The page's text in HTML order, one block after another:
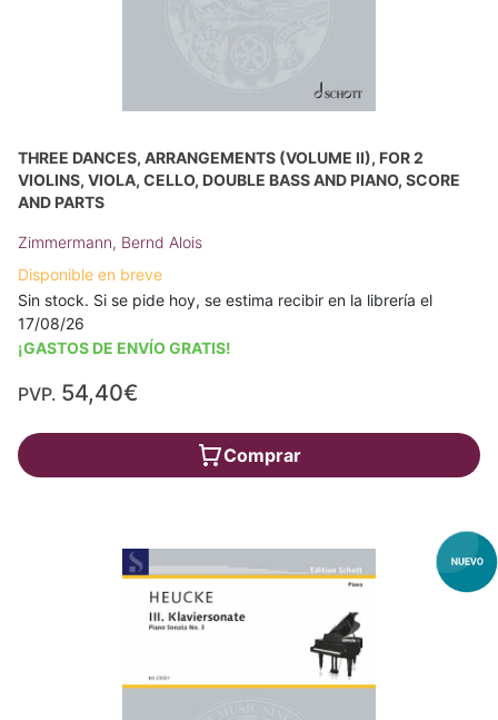
THREE DANCES, ARRANGEMENTS (VOLUME II), FOR 2
VIOLINS, VIOLA, CELLO, DOUBLE BASS AND PIANO, SCORE
AND PARTS
Zimmermann, Bernd Alois
Disponible en breve
Sin stock. Si se pide hoy, se estima recibir en la librería el
17/08/26
¡GASTOS DE ENVÍO GRATIS!
PVP. 54,40€
Comprar